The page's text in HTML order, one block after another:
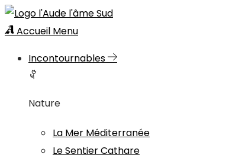
Accueil Menu
Incontournables
Nature
La Mer Méditerranée
Le Sentier Cathare